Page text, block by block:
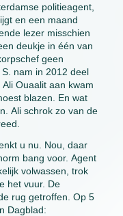
politieagent,
en een maand
lezer misschien
deukje in één van
geen
nam in 2012 deel
Ouaalit aan kwam
blazen. En wat
Ali schrok zo van de
u nu. Nou, daar
bang voor. Agent
volwassen, trok
het vuur. De
rug getroffen. Op 5
Dagblad: